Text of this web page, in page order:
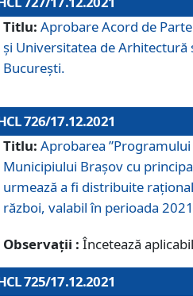
Titlu: Aprobare Acord de
și Universitatea de Arhitectură
București.
726/17.12.2021
Titlu: Aprobarea
Municipiului Braşov cu
urmează a fi distribuite
război, valabil în perioada
Observații : Încetează
725/17.12.2021